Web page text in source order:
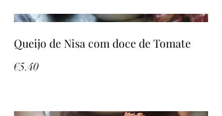
Queijo de Nisa com doce de Tomate
€5.40